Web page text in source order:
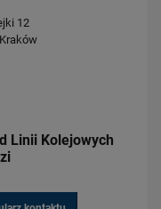
12
Linii Kolejowych